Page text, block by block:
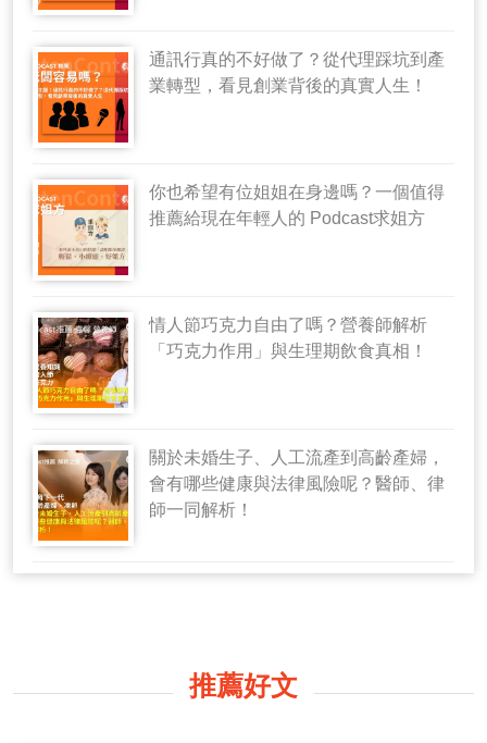
通訊行真的不好做了？從代理踩坑到產
業轉型，看見創業背後的真實人生！
你也希望有位姐姐在身邊嗎？一個值得
推薦給現在年輕人的 Podcast求姐方
情人節巧克力自由了嗎？營養師解析
「巧克力作用」與生理期飲食真相！
關於未婚生子、人工流產到高齡產婦，
會有哪些健康與法律風險呢？醫師、律
師一同解析！
推薦好文